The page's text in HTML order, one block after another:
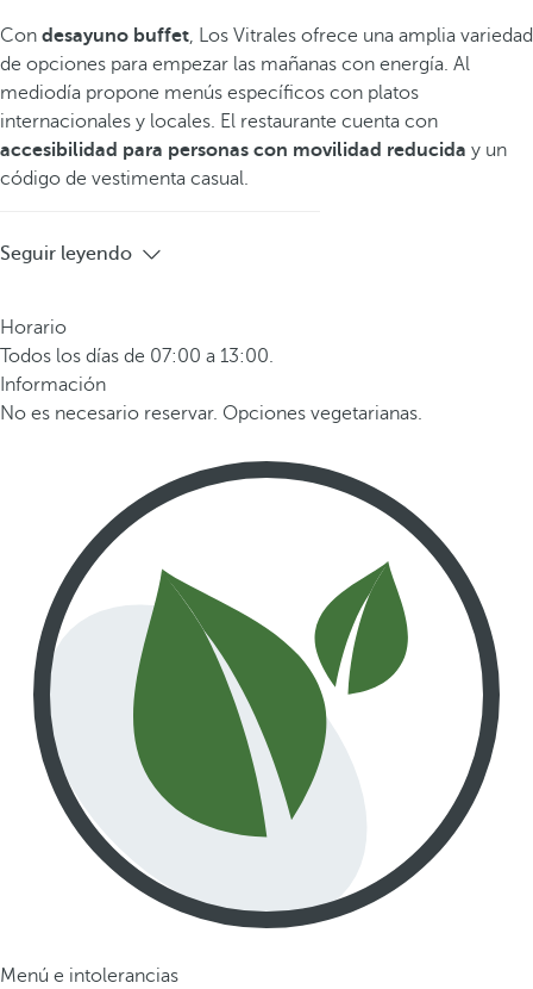
Con desayuno buffet, Los Vitrales ofrece una amplia variedad
de opciones para empezar las mañanas con energía. Al
mediodía propone menús específicos con platos
internacionales y locales. El restaurante cuenta con
accesibilidad para personas con movilidad reducida y un
código de vestimenta casual.
Seguir leyendo
Horario
Todos los días de 07:00 a 13:00.
Información
No es necesario reservar. Opciones vegetarianas.
Menú e intolerancias